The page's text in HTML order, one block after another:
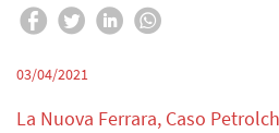
03/04/2021
La Nuova Ferrara, Caso